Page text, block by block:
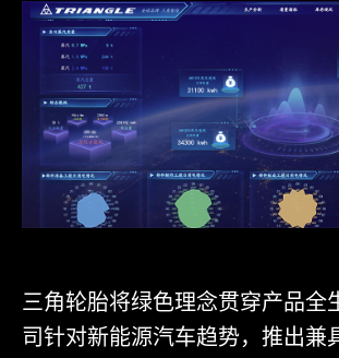
三角轮胎将绿色理念贯穿产品全
司针对新能源汽车趋势，推出兼